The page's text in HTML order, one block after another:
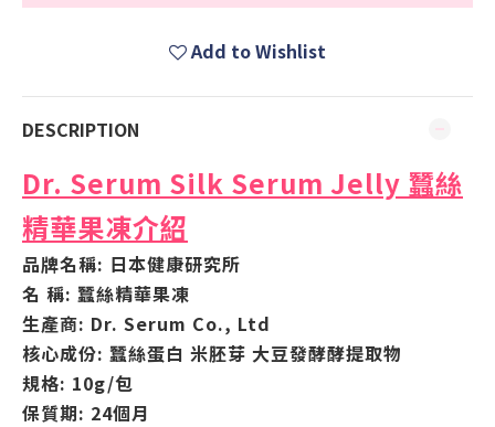
Add to Wishlist
DESCRIPTION
Dr. Serum Silk Serum Jelly 蠶絲
精華果凍介紹
品牌名稱: 日本健康研究所
名 稱: 蠶絲精華果凍
生產商: Dr. Serum Co., Ltd
核心成份: 蠶絲蛋白 米胚芽 大豆發酵酵提取物
規格: 10g/包
保質期: 24個月